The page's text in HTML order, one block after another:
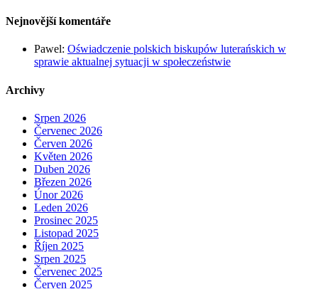
Nejnovější komentáře
Pawel: Oświadczenie polskich biskupów luterańskich w
sprawie aktualnej sytuacji w społeczeństwie
Archivy
Srpen 2026
Červenec 2026
Červen 2026
Květen 2026
Duben 2026
Březen 2026
Únor 2026
Leden 2026
Prosinec 2025
Listopad 2025
Říjen 2025
Srpen 2025
Červenec 2025
Červen 2025